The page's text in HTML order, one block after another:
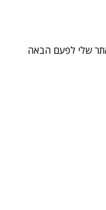
שלי לפעם הבאה